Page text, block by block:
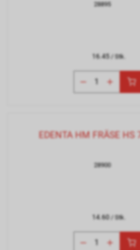
28895
16.45/ Stk.
EDENTA HM FRÄSE
28900
14.60/ Stk.